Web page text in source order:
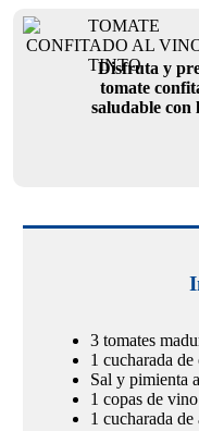
Disfruta y
tomate
saludable con
3 tomates
1 cucharada
Sal y pimienta
1 copas de
1 cucharada de